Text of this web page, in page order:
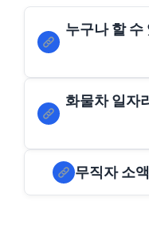
누구나 할 수
화물차 일자
무직자 소